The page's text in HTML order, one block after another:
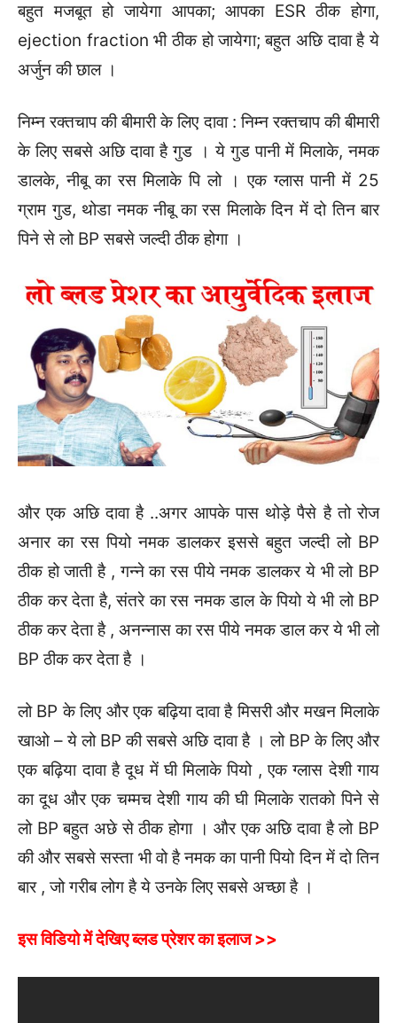
बहुत मजबूत हो जायेगा आपका; आपका ESR ठीक होगा,
ejection fraction भी ठीक हो जायेगा; बहुत अछि दावा है ये
अर्जुन की छाल ।
निम्न रक्तचाप की बीमारी के लिए दावा : निम्न रक्तचाप की बीमारी
के लिए सबसे अछि दावा है गुड । ये गुड पानी में मिलाके, नमक
डालके, नीबू का रस मिलाके पि लो । एक ग्लास पानी में 25
ग्राम गुड, थोडा नमक नीबू का रस मिलाके दिन में दो तिन बार
पिने से लो BP सबसे जल्दी ठीक होगा ।
और एक अछि दावा है ..अगर आपके पास थोड़े पैसे है तो रोज
अनार का रस पियो नमक डालकर इससे बहुत जल्दी लो BP
ठीक हो जाती है , गन्ने का रस पीये नमक डालकर ये भी लो BP
ठीक कर देता है, संतरे का रस नमक डाल के पियो ये भी लो BP
ठीक कर देता है , अनन्नास का रस पीये नमक डाल कर ये भी लो
BP ठीक कर देता है ।
लो BP के लिए और एक बढ़िया दावा है मिसरी और मखन मिलाके
खाओ – ये लो BP की सबसे अछि दावा है । लो BP के लिए और
एक बढ़िया दावा है दूध में घी मिलाके पियो , एक ग्लास देशी गाय
का दूध और एक चम्मच देशी गाय की घी मिलाके रातको पिने से
लो BP बहुत अछे से ठीक होगा । और एक अछि दावा है लो BP
की और सबसे सस्ता भी वो है नमक का पानी पियो दिन में दो तिन
बार , जो गरीब लोग है ये उनके लिए सबसे अच्छा है ।
इस विडियो में देखिए ब्लड प्रेशर का इलाज >>